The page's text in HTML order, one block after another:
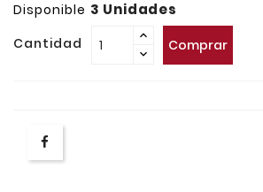
Disponible 3 Unidades
Cantidad Comprar